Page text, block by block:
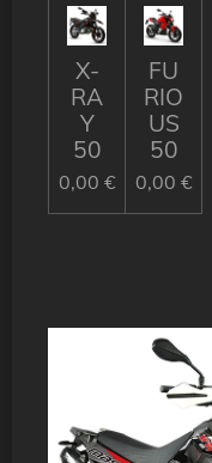
X-
RA
Y
50
0,00 €
FU
RIO
US
50
0,00 €